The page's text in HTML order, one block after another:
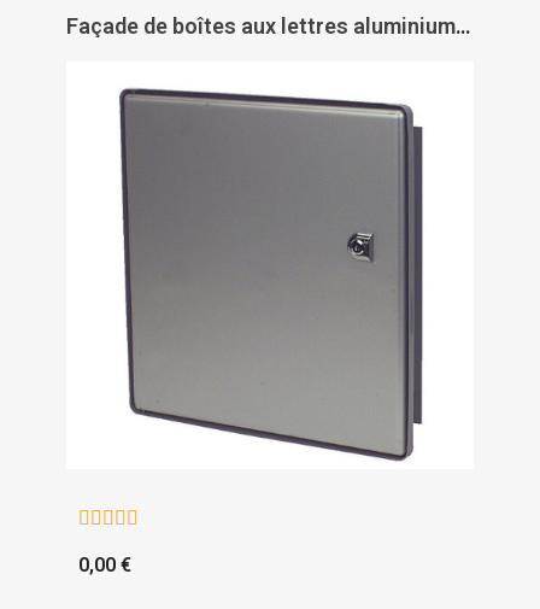
Façade de boîtes aux lettres aluminium ton argent - porte côté privé - DECAYEUX
    
0,00 €